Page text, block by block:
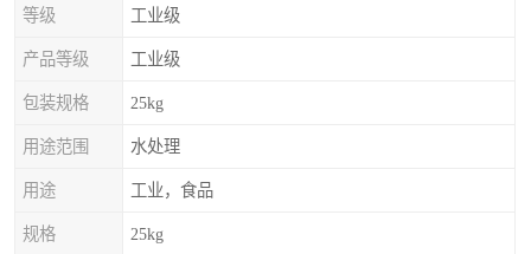
等级 工业级
产品等级 工业级
包装规格 25kg
用途范围 水处理
用途 工业，食品
规格 25kg